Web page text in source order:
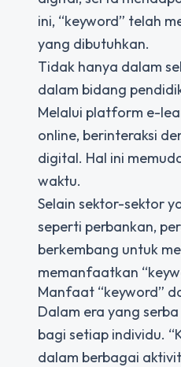
ini, “keyword” telah
yang dibutuhkan.
Tidak hanya dalam
dalam bidang
Melalui platform e-
online, berinteraksi
digital. Hal ini
waktu.
Selain sektor-sektor
seperti perbankan,
berkembang untuk
memanfaatkan
Manfaat “keyword”
Dalam era yang
bagi setiap individu.
dalam berbagai